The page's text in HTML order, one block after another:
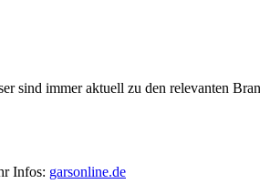
immer aktuell zu den relevanten
Infos: garsonline.de